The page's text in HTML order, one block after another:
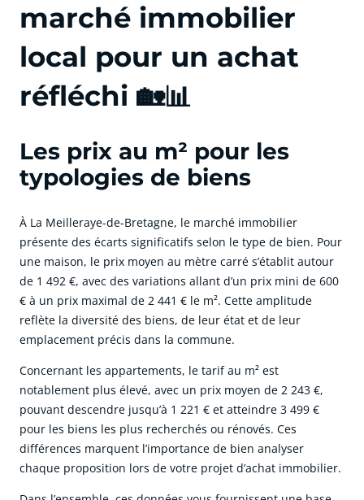
marché immobilier
local pour un achat
réfléchi 🏡📊
Les prix au m² pour les
typologies de biens
À La Meilleraye-de-Bretagne, le marché immobilier
présente des écarts significatifs selon le type de bien. Pour
une maison, le prix moyen au mètre carré s’établit autour
de 1 492 €, avec des variations allant d’un prix mini de 600
€ à un prix maximal de 2 441 € le m². Cette amplitude
reflète la diversité des biens, de leur état et de leur
emplacement précis dans la commune.
Concernant les appartements, le tarif au m² est
notablement plus élevé, avec un prix moyen de 2 243 €,
pouvant descendre jusqu’à 1 221 € et atteindre 3 499 €
pour les biens les plus recherchés ou rénovés. Ces
différences marquent l’importance de bien analyser
chaque proposition lors de votre projet d’achat immobilier.